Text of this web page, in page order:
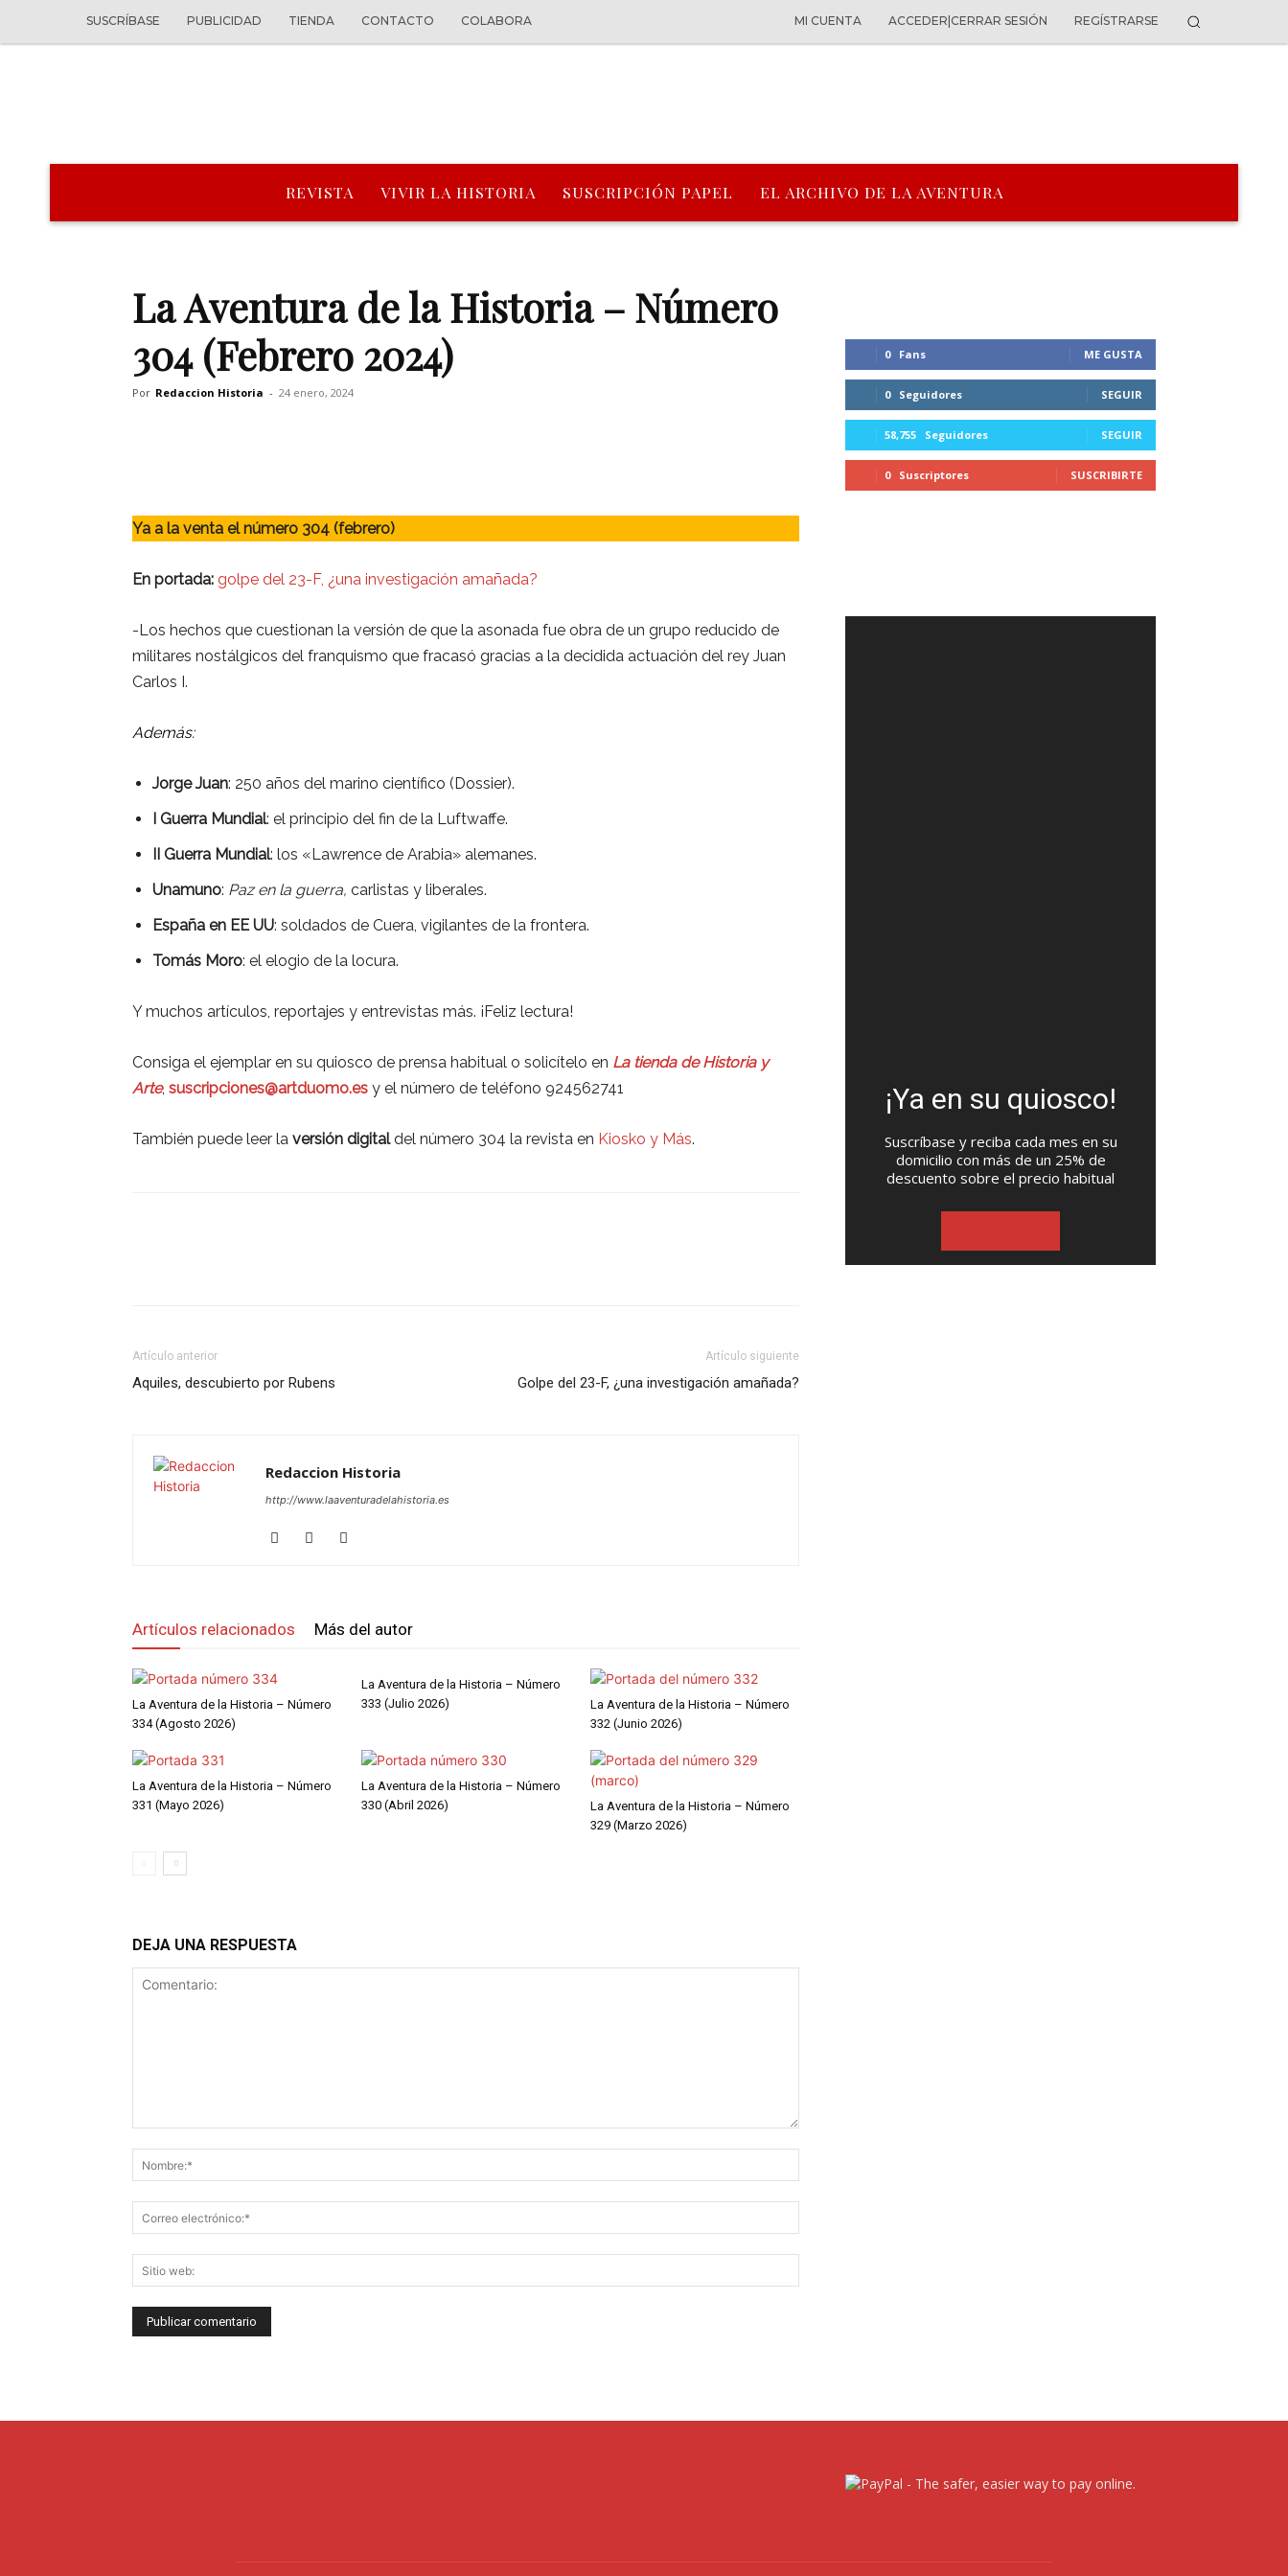
SUSCRÍBASE PUBLICIDAD TIENDA CONTACTO COLABORA MI CUENTA ACCEDER|CERRAR SESIÓN REGÍSTRARSE
REVISTA VIVIR LA HISTORIA SUSCRIPCIÓN PAPEL EL ARCHIVO DE LA AVENTURA
La Aventura de la Historia – Número
304 (Febrero 2024)
Por Redaccion Historia - 24 enero, 2024
Ya a la venta el número 304 (febrero)
En portada: golpe del 23-F, ¿una investigación amañada?
-Los hechos que cuestionan la versión de que la asonada fue obra de un grupo reducido de
militares nostálgicos del franquismo que fracasó gracias a la decidida actuación del rey Juan
Carlos I.
Además:
Jorge Juan: 250 años del marino científico (Dossier).
I Guerra Mundial: el principio del fin de la Luftwaffe.
II Guerra Mundial: los «Lawrence de Arabia» alemanes.
Unamuno: Paz en la guerra, carlistas y liberales.
España en EE UU: soldados de Cuera, vigilantes de la frontera.
Tomás Moro: el elogio de la locura.
Y muchos artículos, reportajes y entrevistas más. ¡Feliz lectura!
Consiga el ejemplar en su quiosco de prensa habitual o solicítelo en La tienda de Historia y
Arte, suscripciones@artduomo.es y el número de teléfono 924562741
También puede leer la versión digitaldel número 304 la revista en Kiosko y Más.
Artículo anterior
Aquiles, descubierto por Rubens
Artículo siguiente
Golpe del 23-F, ¿una investigación amañada?
Redaccion Historia
http://www.laaventuradelahistoria.es
Artículos relacionados Más del autor
La Aventura de la Historia – Número
334 (Agosto 2026)
La Aventura de la Historia – Número
333 (Julio 2026)
La Aventura de la Historia – Número
332 (Junio 2026)
La Aventura de la Historia – Número
331 (Mayo 2026)
La Aventura de la Historia – Número
330 (Abril 2026)
La Aventura de la Historia – Número
329 (Marzo 2026)
DEJA UNA RESPUESTA
0 Fans ME GUSTA
0 Seguidores SEGUIR
58,755 Seguidores SEGUIR
0 Suscriptores SUSCRIBIRTE
¡Ya en su quiosco!
Suscríbase y reciba cada mes en su
domicilio con más de un 25% de
descuento sobre el precio habitual